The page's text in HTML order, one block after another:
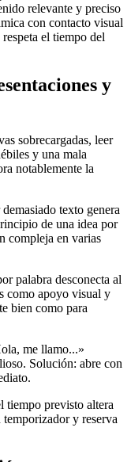
relevante y preciso
con contacto visual
el tiempo del
y
sobrecargadas, leer
y una mala
notablemente la
texto genera
de una idea por
compleja en varias
palabra desconecta al
como apoyo visual y
bien como para
me llamo...»
Solución: abre con
tiempo previsto altera
y reserva